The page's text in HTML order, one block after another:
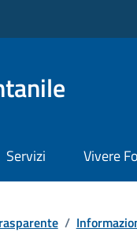
Servizi Vivere
/